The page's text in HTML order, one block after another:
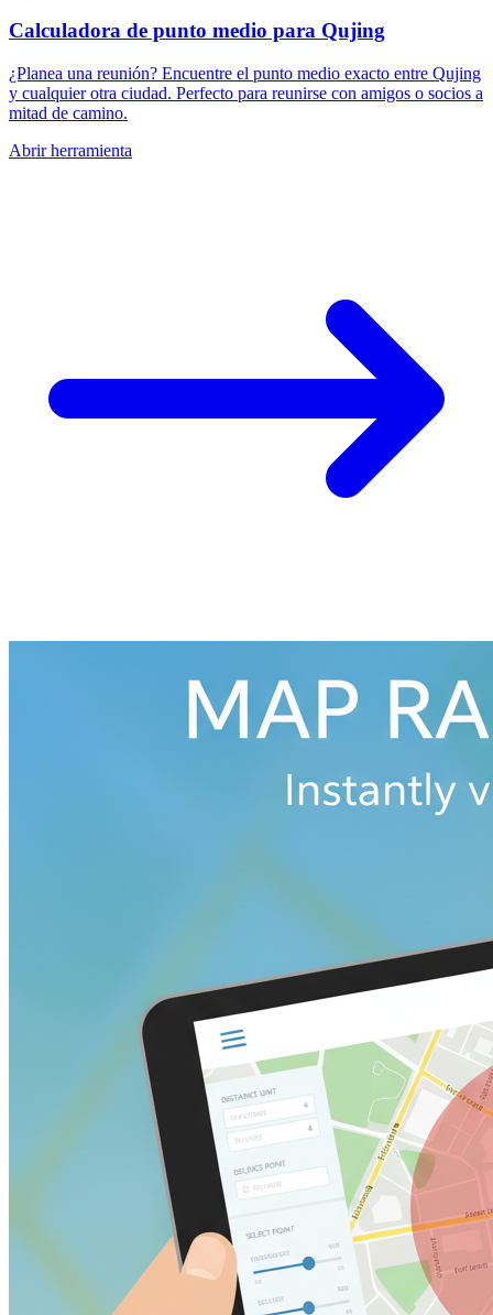
Calculadora de punto medio para Qujing
¿Planea una reunión? Encuentre el punto medio exacto entre Qujing
y cualquier otra ciudad. Perfecto para reunirse con amigos o socios a
mitad de camino.
Abrir herramienta